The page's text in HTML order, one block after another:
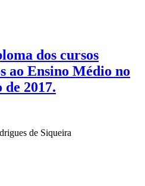
dos cursos
ao Ensino Médio no
de 2017.
de Siqueira